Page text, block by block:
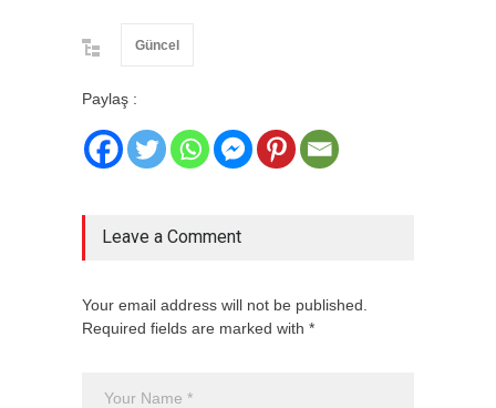
Güncel
Paylaş :
Leave a Comment
Your email address will not be published.
Required fields are marked with *